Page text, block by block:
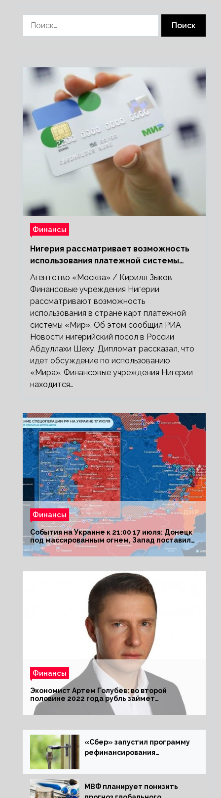
Финансы
Нигерия рассматривает возможность
использования платежной системы
«Мир»
Агентство «Москва» / Кирилл Зыков
Финансовые учреждения Нигерии
рассматривают возможность
использования в стране карт платежной
системы «Мир». Об этом сообщил РИА
Новости нигерийский посол в России
Абдуллахи Шеху. Дипломат рассказал, что
идет обсуждение по использованию
«Мира». Финансовые учреждения Нигерии
находится…
Финансы
События на Украине к 21:00 17 июля: Донецк
под массированным огнем, Запад поставил
Киеву ультиматум
Финансы
Экономист Артем Голубев: во второй
половине 2022 года рубль займет
комфортный курс
«Сбер» запустил программу
рефинансирования
МВФ планирует понизить